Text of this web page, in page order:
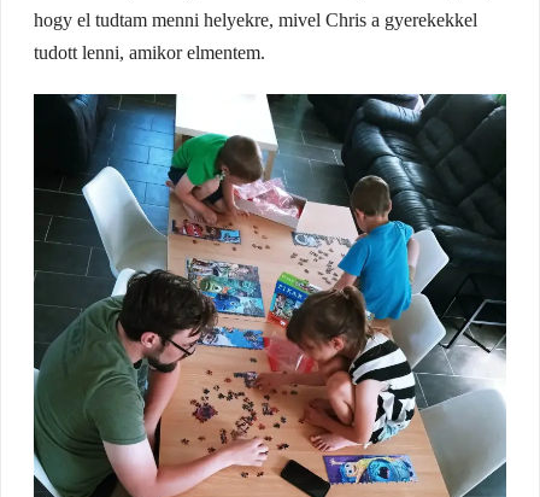
hogy el tudtam menni helyekre, mivel Chris a gyerekekkel
tudott lenni, amikor elmentem.